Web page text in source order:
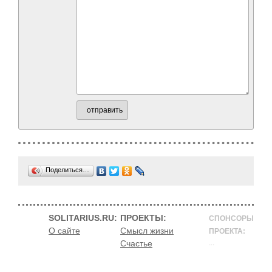
отправить
Поделиться…
SOLITARIUS.RU:
О сайте
ПРОЕКТЫ:
Смысл жизни
Счастье
СПОНСОРЫ
ПРОЕКТА:
...